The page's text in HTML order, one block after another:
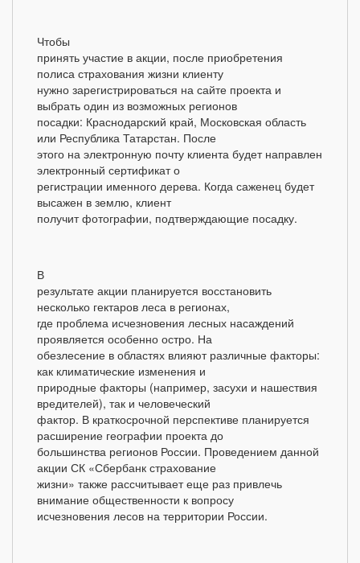
Чтобы
принять участие в акции, после приобретения
полиса страхования жизни клиенту
нужно зарегистрироваться на сайте проекта и
выбрать один из возможных регионов
посадки: Краснодарский край, Московская область
или Республика Татарстан. После
этого на электронную почту клиента будет направлен
электронный сертификат о
регистрации именного дерева. Когда саженец будет
высажен в землю, клиент
получит фотографии, подтверждающие посадку.
В
результате акции планируется восстановить
несколько гектаров леса в регионах,
где проблема исчезновения лесных насаждений
проявляется особенно остро. На
обезлесение в областях влияют различные факторы:
как климатические изменения и
природные факторы (например, засухи и нашествия
вредителей), так и человеческий
фактор. В краткосрочной перспективе планируется
расширение географии проекта до
большинства регионов России. Проведением данной
акции СК «Сбербанк страхование
жизни» также рассчитывает еще раз привлечь
внимание общественности к вопросу
исчезновения лесов на территории России.